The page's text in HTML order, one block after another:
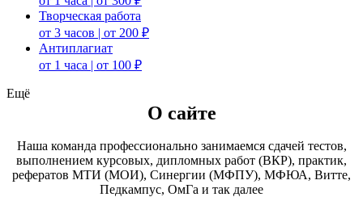
Творческая работа
от 3 часов | от 200 ₽
Антиплагиат
от 1 часа | от 100 ₽
Ещё
О сайте
Наша команда профессионально занимаемся сдачей тестов,
выполнением курсовых, дипломных работ (ВКР), практик,
рефератов МТИ (МОИ), Синергии (МФПУ), МФЮА, Витте,
Педкампус, ОмГа и так далее